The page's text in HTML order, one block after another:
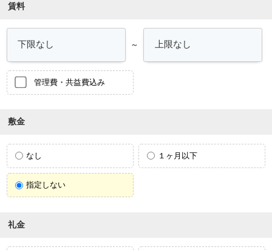
賃料
～
管理費・共益費込み
敷金
なし １ヶ月以下
指定しない
礼金